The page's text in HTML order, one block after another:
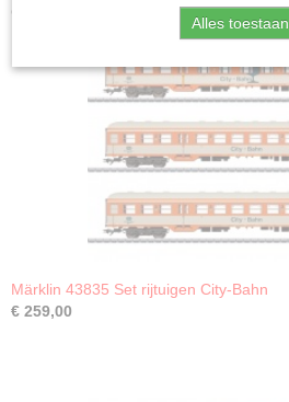
Märklin 43835 Set rijtuigen City-Bahn
€ 259,00
Alles toestaan